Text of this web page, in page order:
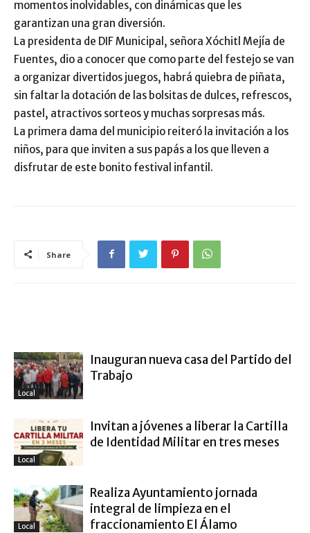
momentos inolvidables, con dinámicas que les
garantizan una gran diversión.
La presidenta de DIF Municipal, señora Xóchitl Mejía de
Fuentes, dio a conocer que como parte del festejo se van
a organizar divertidos juegos, habrá quiebra de piñata,
sin faltar la dotación de las bolsitas de dulces, refrescos,
pastel, atractivos sorteos y muchas sorpresas más.
La primera dama del municipio reiteró la invitación a los
niños, para que inviten a sus papás a los que lleven a
disfrutar de este bonito festival infantil.
Share
Local
Inauguran nueva casa del Partido del
Trabajo
Local
Invitan a jóvenes a liberar la Cartilla
de Identidad Militar en tres meses
Local
Realiza Ayuntamiento jornada
integral de limpieza en el
fraccionamiento El Álamo